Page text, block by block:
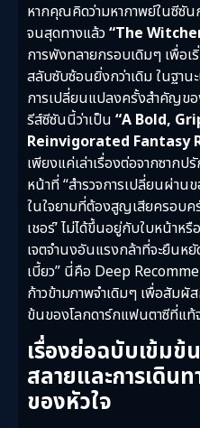
หากคุณคิดว่ามหากาพย์ในซีซั
จนสุดทางแล้ว“The
การพังทลายกรอบเดิมๆ เพื่อ
สลับซับซ้อนยิ่งกว่าเดิม ในฐา
การเปลี่ยนแปลงครั้งสำคัญข
รีส์ซีซันนี้ว่าเป็น “A Bold,
Reinvigorated Fantasy
เพียงแค่เล่าเรื่องต่อจากซาก
หน้าที่ “สำรวจการเปลี่ยนผ่า
ในใจยามที่ต้องสูญเสียครอบค
เชอร์’ ไม่ได้ขึ้นอยู่กับใบหน้า
เจตจำนงอันแรงกล้าที่จะยืนห
เบี้ยว” นี่คือ Deep
ก้าวข้ามภาพจำเดิมๆ เพื่อสัม
ข้นของโลกดาร์กแฟนตาซีที่แท้
เรื่องย่อฉบับเข้มข้
สลายและการเดิน
ของหัวใจ